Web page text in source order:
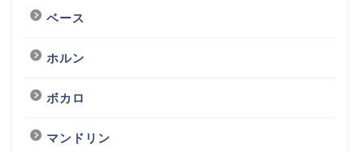
ベース
ホルン
ボカロ
マンドリン